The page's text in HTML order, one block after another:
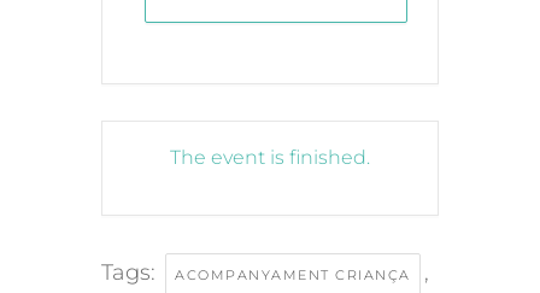
The event is finished.
Tags: ACOMPANYAMENT CRIANÇA ,